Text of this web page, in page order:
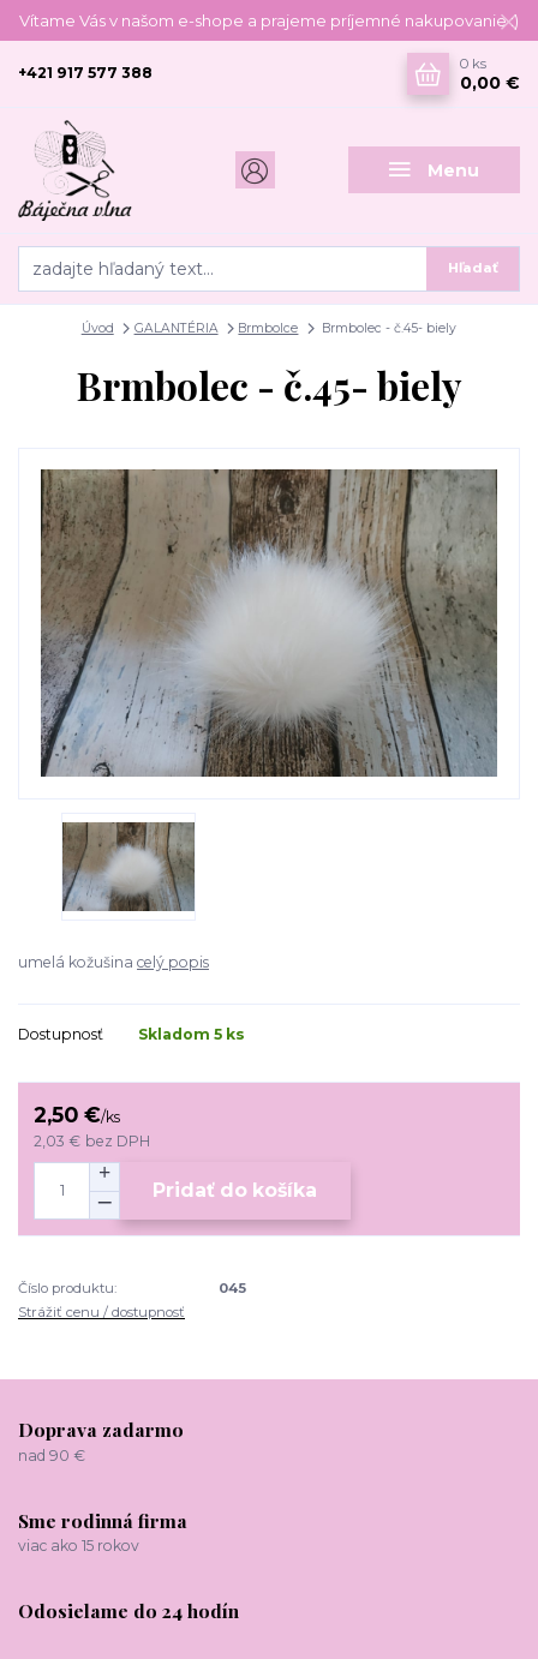
Vítame Vás v našom e-shope a prajeme príjemné nakupovanie :)
Menu
Hľadať
+421 917 577 388
0 ks
0,00 €
Úvod GALANTÉRIA Brmbolce Brmbolec - č.45- biely
Brmbolec - č.45- biely
umelá kožušina celý popis
Dostupnosť Skladom 5 ks
2,50 €/ks
2,03 € bez DPH
Pridať do košíka
Číslo produktu:
045
Strážiť cenu / dostupnosť
Doprava zadarmo
nad 90 €
Sme rodinná firma
viac ako 15 rokov
Odosielame do 24 hodín